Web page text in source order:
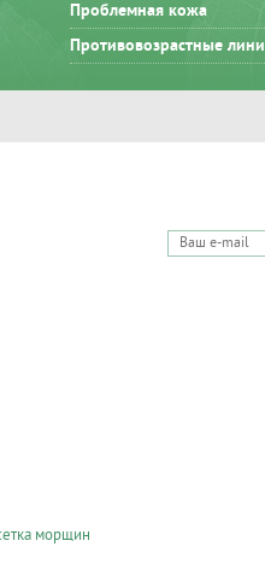
Проблемная кожа
Противовозрастные
морщин